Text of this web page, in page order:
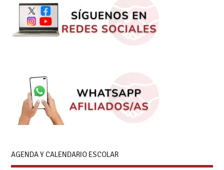
AGENDA Y CALENDARIO ESCOLAR